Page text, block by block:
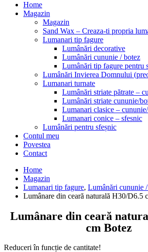
Home
Magazin
Magazin
Sand Wax – Creaza-ti propria
Lumanari tip fagure
Lumânări decorative
Lumânări cununie / botez
Lumânări tip fagure pentru
Lumânări Invierea Domnului
Lumanari turnate
Lumânări striate pătrate –
Lumânări striate cununie/
Lumanari clasice –
Lumanari conice – sfesnic
Lumânări pentru sfeșnic
Contul meu
Povestea
Contact
Home
Magazin
Lumanari tip fagure, Lumânări cununie
Lumânare din ceară naturală H30/D6.5
Lumânare din ceară
cm Botez
Reduceri în funcție de cantitate!